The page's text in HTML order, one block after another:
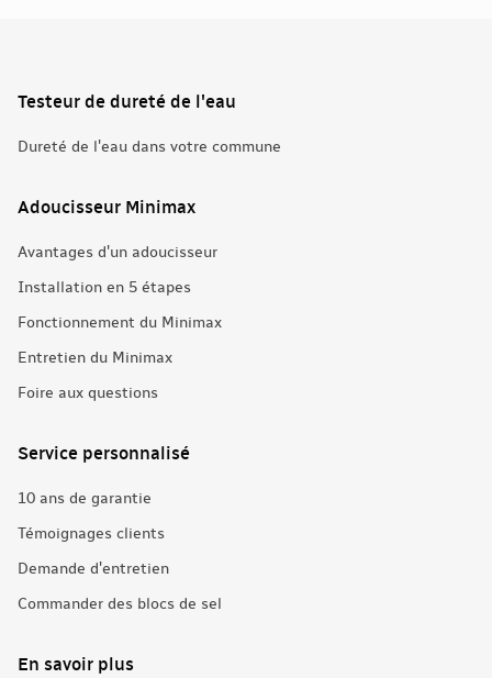
Testeur de dureté de l'eau
Dureté de l'eau dans votre commune
Adoucisseur Minimax
Avantages d'un adoucisseur
Installation en 5 étapes
Fonctionnement du Minimax
Entretien du Minimax
Foire aux questions
Service personnalisé
10 ans de garantie
Témoignages clients
Demande d'entretien
Commander des blocs de sel
En savoir plus